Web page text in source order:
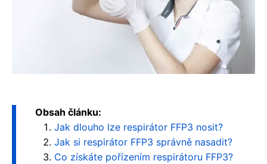
Obsah článku:
Jak dlouho lze respirátor FFP3 nosit?
Jak si respirátor FFP3 správně nasadit?
Co získáte pořízením respirátoru FFP3?